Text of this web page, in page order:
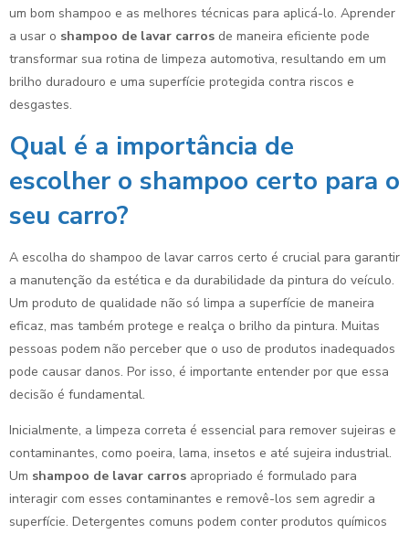
um bom shampoo e as melhores técnicas para aplicá-lo. Aprender
a usar o shampoo de lavar carros de maneira eficiente pode
transformar sua rotina de limpeza automotiva, resultando em um
brilho duradouro e uma superfície protegida contra riscos e
desgastes.
Qual é a importância de
escolher o shampoo certo para o
seu carro?
A escolha do shampoo de lavar carros certo é crucial para garantir
a manutenção da estética e da durabilidade da pintura do veículo.
Um produto de qualidade não só limpa a superfície de maneira
eficaz, mas também protege e realça o brilho da pintura. Muitas
pessoas podem não perceber que o uso de produtos inadequados
pode causar danos. Por isso, é importante entender por que essa
decisão é fundamental.
Inicialmente, a limpeza correta é essencial para remover sujeiras e
contaminantes, como poeira, lama, insetos e até sujeira industrial.
Um shampoo de lavar carros apropriado é formulado para
interagir com esses contaminantes e removê-los sem agredir a
superfície. Detergentes comuns podem conter produtos químicos